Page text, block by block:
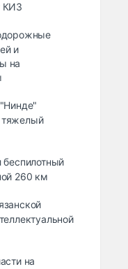
КИЗ
и
на
тяжелый
беспилотный
260 км
на